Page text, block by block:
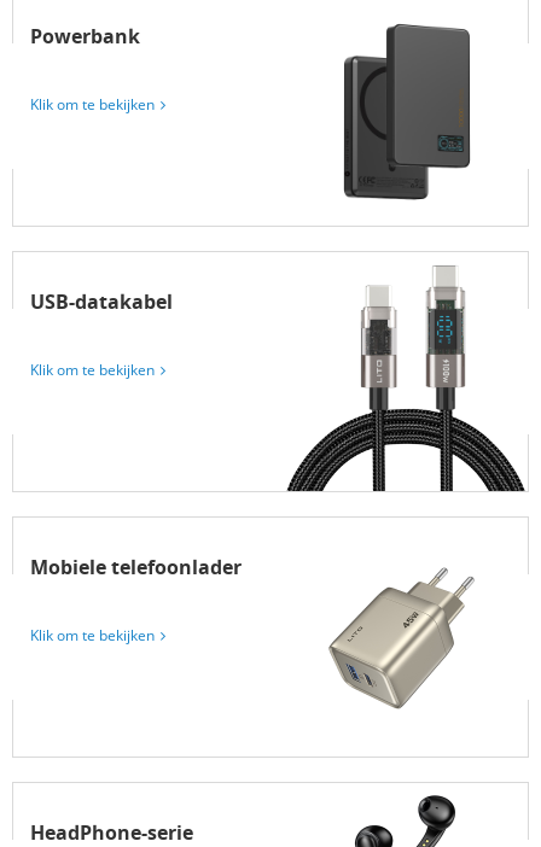
Powerbank
Klik om te bekijken
USB-datakabel
Klik om te bekijken
Mobiele telefoonlader
Klik om te bekijken
HeadPhone-serie